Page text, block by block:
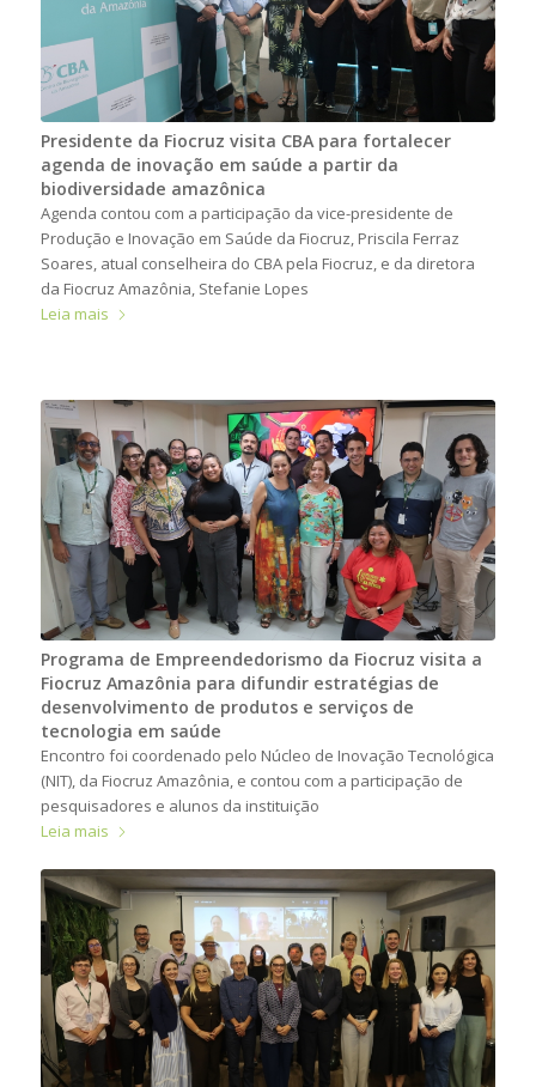
Presidente da Fiocruz visita CBA para fortalecer
agenda de inovação em saúde a partir da
biodiversidade amazônica
Agenda contou com a participação da vice-presidente de
Produção e Inovação em Saúde da Fiocruz, Priscila Ferraz
Soares, atual conselheira do CBA pela Fiocruz, e da diretora
da Fiocruz Amazônia, Stefanie Lopes
Leia mais
Programa de Empreendedorismo da Fiocruz visita a
Fiocruz Amazônia para difundir estratégias de
desenvolvimento de produtos e serviços de
tecnologia em saúde
Encontro foi coordenado pelo Núcleo de Inovação Tecnológica
(NIT), da Fiocruz Amazônia, e contou com a participação de
pesquisadores e alunos da instituição
Leia mais